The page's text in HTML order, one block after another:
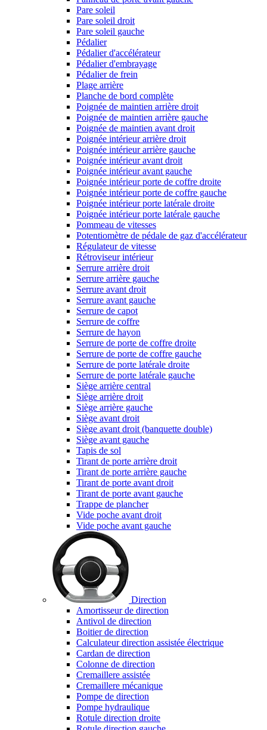
Pare soleil
Pare soleil droit
Pare soleil gauche
Pédalier
Pédalier d'accélérateur
Pédalier d'embrayage
Pédalier de frein
Plage arrière
Planche de bord complète
Poignée de maintien arrière droit
Poignée de maintien arrière gauche
Poignée de maintien avant droit
Poignée intérieur arrière droit
Poignée intérieur arrière gauche
Poignée intérieur avant droit
Poignée intérieur avant gauche
Poignée intérieur porte de coffre droite
Poignée intérieur porte de coffre gauche
Poignée intérieur porte latérale droite
Poignée intérieur porte latérale gauche
Pommeau de vitesses
Potentiomètre de pédale de gaz d'accélérateur
Régulateur de vitesse
Rétroviseur intérieur
Serrure arrière droit
Serrure arrière gauche
Serrure avant droit
Serrure avant gauche
Serrure de capot
Serrure de coffre
Serrure de hayon
Serrure de porte de coffre droite
Serrure de porte de coffre gauche
Serrure de porte latérale droite
Serrure de porte latérale gauche
Siège arrière central
Siège arrière droit
Siège arrière gauche
Siège avant droit
Siège avant droit (banquette double)
Siège avant gauche
Tapis de sol
Tirant de porte arrière droit
Tirant de porte arrière gauche
Tirant de porte avant droit
Tirant de porte avant gauche
Trappe de plancher
Vide poche avant droit
Vide poche avant gauche
Direction
Amortisseur de direction
Antivol de direction
Boitier de direction
Calculateur direction assistée électrique
Cardan de direction
Colonne de direction
Cremaillere assistée
Cremaillere mécanique
Pompe de direction
Pompe hydraulique
Rotule direction droite